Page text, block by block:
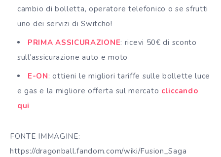
cambio di bolletta, operatore telefonico o se sfrutti
uno dei servizi di Switcho!
PRIMA ASSICURAZIONE: ricevi 50€ di sconto
sull’assicurazione auto e moto
E-ON: ottieni le migliori tariffe sulle bollette luce
e gas e la migliore offerta sul mercato cliccando
qui
FONTE IMMAGINE:
https://dragonball.fandom.com/wiki/Fusion_Saga